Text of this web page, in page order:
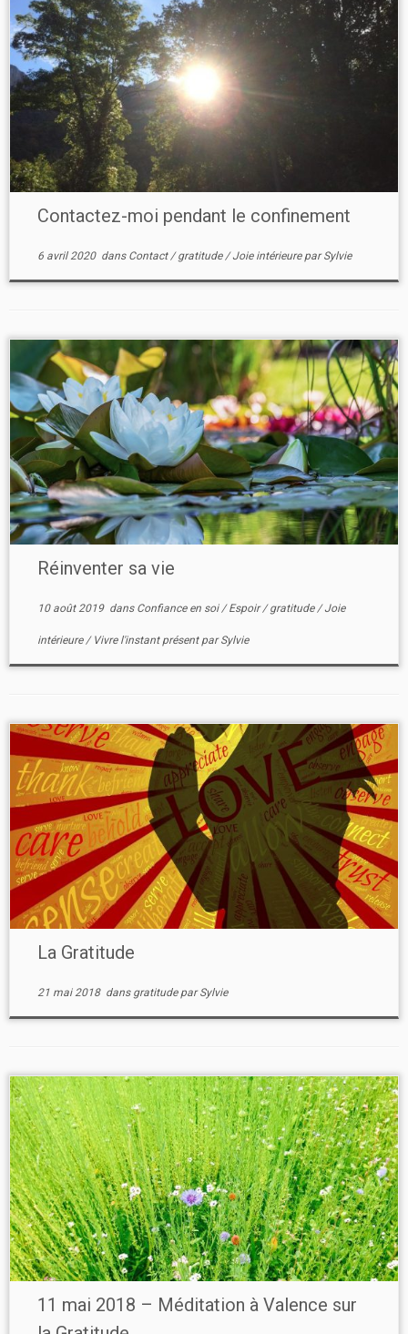
Contactez-moi pendant le confinement
6 avril 2020dans Contact/gratitude/Joie intérieure parSylvie
Réinventer sa vie
10 août 2019dans Confiance en soi/Espoir/gratitude/Joie
intérieure/ Vivre l'instant présent parSylvie
La Gratitude
21 mai 2018dans gratitude parSylvie
11 mai 2018 – Méditation à Valence sur